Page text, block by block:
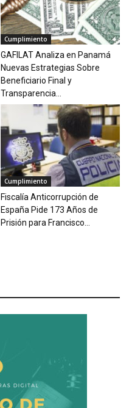
Cumplimiento
GAFILAT Analiza en Panamá
Nuevas Estrategias Sobre
Beneficiario Final y
Transparencia...
Cumplimiento
Fiscalía Anticorrupción de
España Pide 173 Años de
Prisión para Francisco...